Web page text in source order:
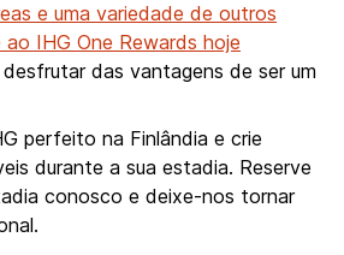
e uma variedade de outros
IHG One Rewards hoje
das vantagens de ser um
perfeito na Finlândia e crie
durante a sua estadia. Reserve
conosco e deixe-nos tornar